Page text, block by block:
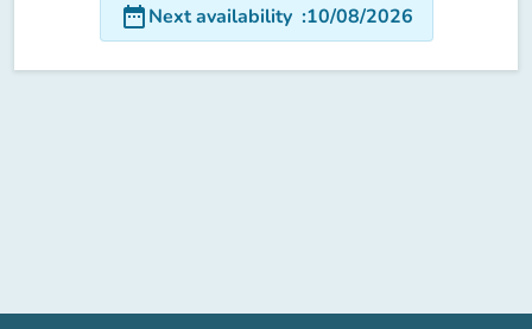
date_rangeNext availability :10/08/2026